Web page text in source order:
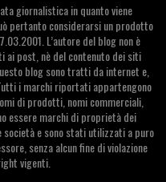
giornalistica in quanto viene
pertanto considerarsi un prodotto
L’autore del blog non è
ai post, nè del contenuto dei siti
blog sono tratti da internet e,
i marchi riportati appartengono
di prodotti, nomi commerciali,
essere marchi di proprietà dei
e sono stati utilizzati a puro
senza alcun fine di violazione
vigenti.